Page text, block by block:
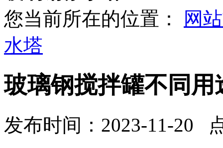
您当前所在的位置：
网
水塔
玻璃钢搅拌罐不同用
发布时间：2023-11-20